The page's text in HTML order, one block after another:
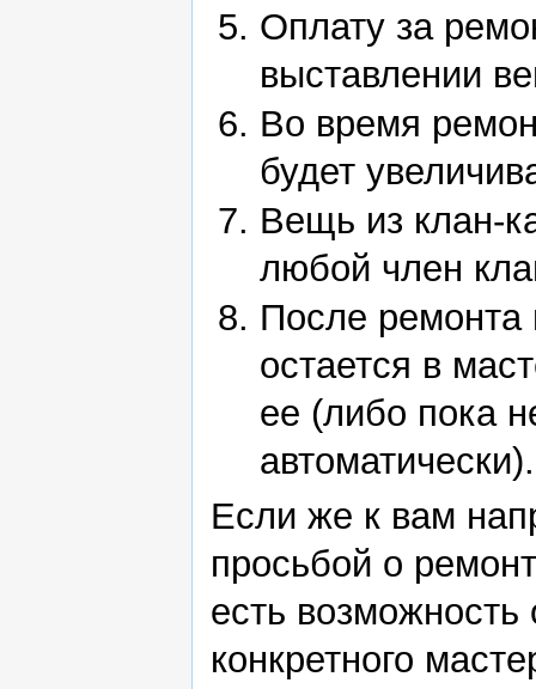
Оплату за
выставлении
Во время
будет
Вещь из клан-
любой член
После ремонта
остается в
ее (либо пока
автоматически).
Если же к вам
просьбой о
есть
конкретного